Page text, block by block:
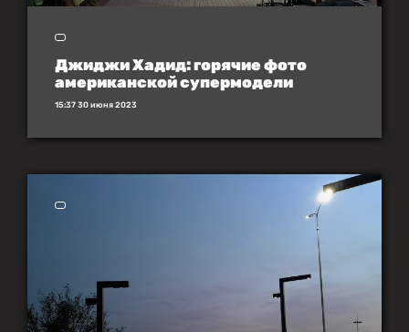
Джиджи Хадид: горячие фото
американской супермодели
15:37 30 июня 2023